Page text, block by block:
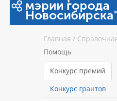
мэрии города
Главная /
Помощь
Конкурс премий
Конкурс грантов